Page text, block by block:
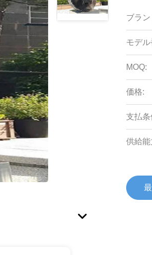
ブラン
モデル
MOQ:
価格:
支払条
供給能